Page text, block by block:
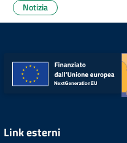
Notizia
Link esterni